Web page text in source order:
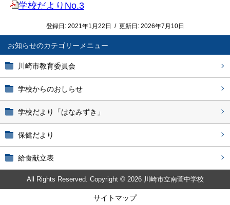
お知らせ
川崎市教育委員会
学校からのおしらせ
学校だより「はなみずき」
保健だより
給食献立表
学校だよりNo.3
登録日: 2021年1月22日 / 更新日: 2026年7月10日
All Rights Reserved. Copyright © 2026 川崎市立南菅中学校
サイトマップ